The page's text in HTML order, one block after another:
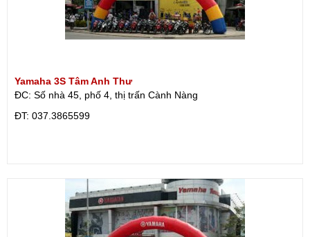
Yamaha 3S Tâm Anh Thư
ĐC: Số nhà 45, phố 4, thị trấn Cành Nàng
ÐT: 037.3865599